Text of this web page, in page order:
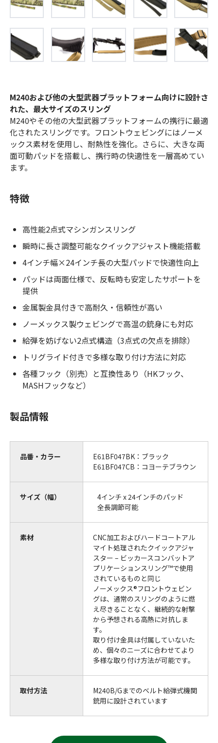
CLOSE
M240および他の大型武器プラットフォーム向けに設計さ
れた、最大サイズのスリング
M240やその他の大型武器プラットフォームの携行に最適
化されたスリングです。フロントウェビングにはノーメ
ックス素材を使用し、耐熱性を強化。さらに、大きな両
面可動パッドを搭載し、携行時の快適性を一層高めてい
ます。
特徴
高性能2点式マシンガンスリング
瞬時に長さ調整可能なクイックアジャスト機能搭載
4インチ幅×24インチ長の大型パッドで快適性向上
パッドは両面仕様で、反転時も安定したサポートを
提供
金属製金具付きで高耐久・信頼性が高い
ノーメックス製ウェビングで高温の銃身にも対応
給弾を妨げない2点式構造（3点式の欠点を排除）
トリグライド付きで多様な取り付け方法に対応
各種フック（別売）と互換性あり（HKフック、
MASHフックなど）
製品情報
品番・カラー
E61BF047BK：ブラック
E61BF047CB：コヨーテブラウン
サイズ（幅）
4インチ x 24インチのパッド
全長調節可能
素材
CNC加工およびハードコートアル
マイト処理されたクイックアジャ
スター – ビッカースコンバットア
プリケーションスリング™で使用
されているものと同じ
ノーメックス®フロントウェビン
グは、通常のスリングのように燃
え尽きることなく、継続的な射撃
から予想される高熱に対抗しま
す。
取り付け金具は付属していないた
め、個々のニーズに合わせてより
多様な取り付け方法が可能です。
取付方法
M240B/Gまでのベルト給弾式機関
銃用に設計されています